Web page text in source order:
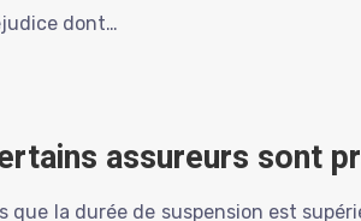
dont…
assureurs sont
la durée de suspension est